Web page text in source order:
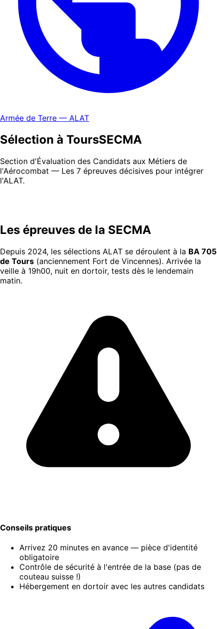
Armée de Terre — ALAT
Sélection à ToursSECMA
Section d'Évaluation des Candidats aux Métiers de
l'Aérocombat — Les 7 épreuves décisives pour intégrer
l'ALAT.
Les épreuves de la SECMA
Depuis 2024, les sélections ALAT se déroulent à la BA 705
de Tours (anciennement Fort de Vincennes). Arrivée la
veille à 19h00, nuit en dortoir, tests dès le lendemain
matin.
Conseils pratiques
Arrivez 20 minutes en avance — pièce d'identité
obligatoire
Contrôle de sécurité à l'entrée de la base (pas de
couteau suisse !)
Hébergement en dortoir avec les autres candidats